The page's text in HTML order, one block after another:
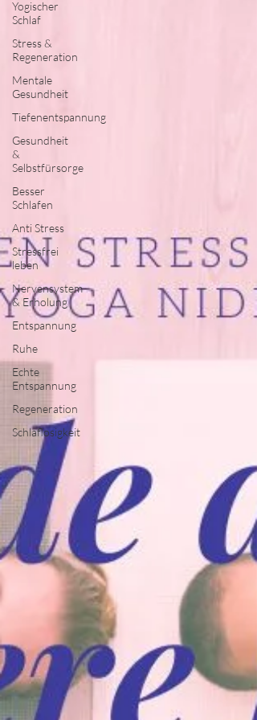
Yogischer
Schlaf
Stress &
Regeneration
Mentale
Gesundheit
Tiefenentspannung
Gesundheit
&
Selbstfürsorge
Besser
Schlafen
Anti Stress
Stressfrei
leben
Nervensystem
& Erholung
Entspannung
Ruhe
Echte
Entspannung
Regeneration
Schlaflosigkeit